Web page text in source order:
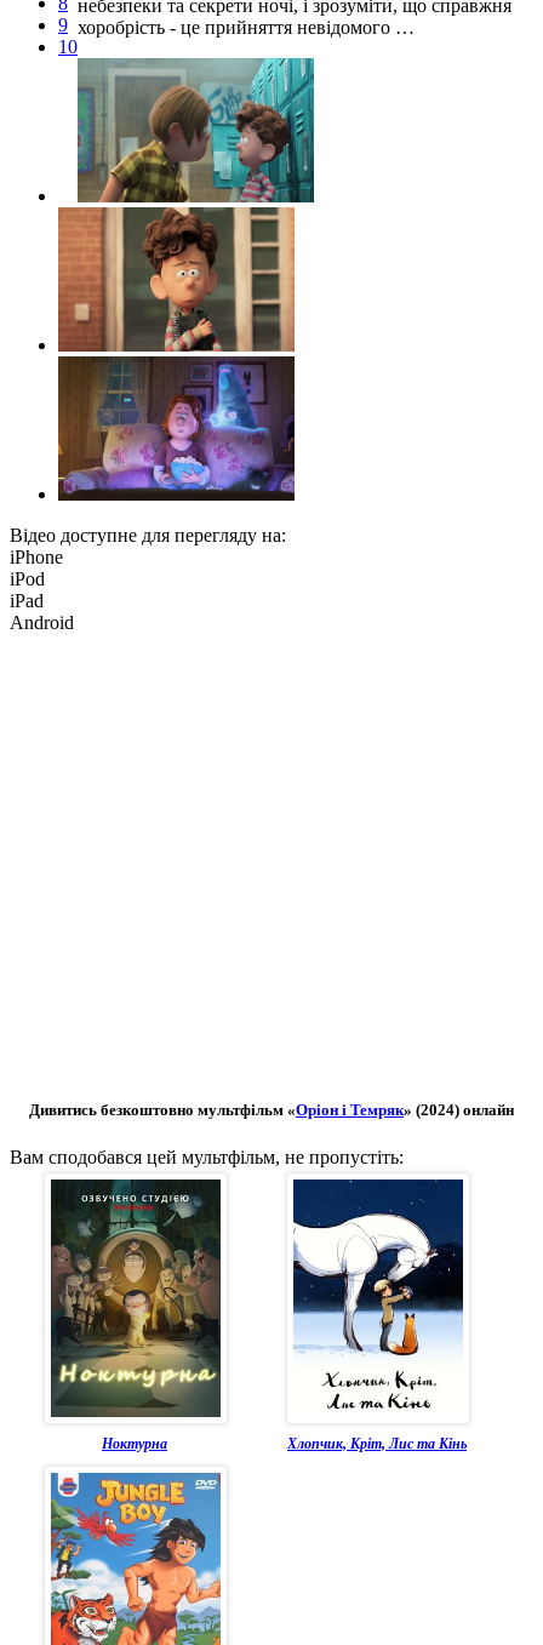
9
10
небезпеки та секрети ночі, і зрозуміти, що справжня
хоробрість - це прийняття невідомого …
Відео доступне для перегляду на:
iPhone
iPod
iPad
Android
Дивитись безкоштовно мультфільм «Оріон і Темряк» (2024) онлайн
Вам сподобався цей мультфільм, не пропустіть:
Ноктурна Хлопчик, Кріт, Лис та Кінь